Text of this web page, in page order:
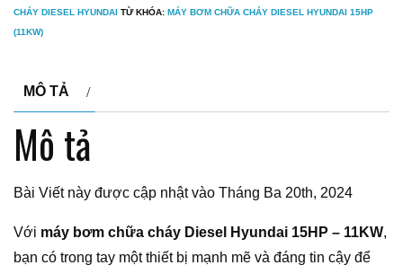
CHÁY DIESEL HYUNDAI TỪ KHÓA: MÁY BƠM CHỮA CHÁY DIESEL HYUNDAI 15HP
(11KW)
MÔ TẢ
Mô tả
Bài Viết này được cập nhật vào Tháng Ba 20th, 2024
Với máy bơm chữa cháy Diesel Hyundai 15HP – 11KW,
bạn có trong tay một thiết bị mạnh mẽ và đáng tin cậy để